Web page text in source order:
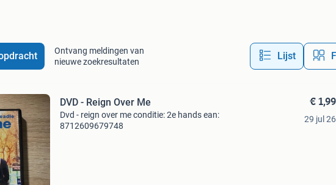
Ontvang meldingen van
nieuwe zoekresultaten
Lijst
DVD - Reign Over Me
Dvd - reign over me conditie: 2e hands ean:
8712609679748
€ 1,99
29 jul 26